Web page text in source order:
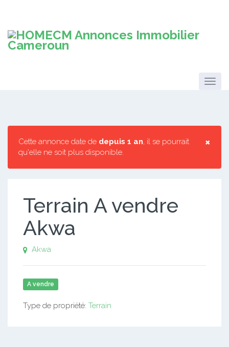
×
Cette annonce date de depuis 1 an, il se pourrait
qu'elle ne soit plus disponible.
Terrain A vendre
Akwa
Akwa
A vendre
Type de propriété: Terrain